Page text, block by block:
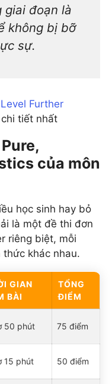
giai đoạn là
không bị bỡ
sự.
Further
tiết nhất
của môn
học sinh hay bỏ
là một đề thi đơn
riêng biệt, mỗi
thức khác nhau.
GIAN
BÀI
TỔNG
ĐIỂM
50 phút 75 điểm
15 phút 50 điểm